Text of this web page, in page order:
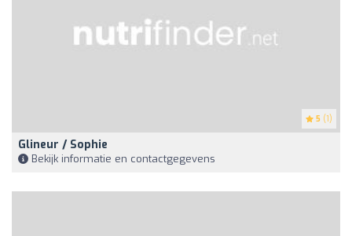
5 (1)
Glineur / Sophie
Bekijk informatie en contactgegevens